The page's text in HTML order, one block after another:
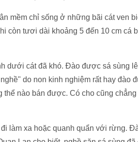
mềm chỉ sống ở những bãi cát ven
còn tươi dài khoảng 5 đến 10 cm cá
dưới cát đã khó. Đào được sá sùng
do non kinh nghiệm rất hay đào
nào bán được. Có cho cũng
làm xa hoặc quanh quẩn với rừng.